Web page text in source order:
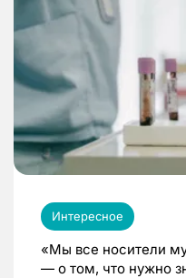
Интересное
«Мы все носители
— о том, что нужно